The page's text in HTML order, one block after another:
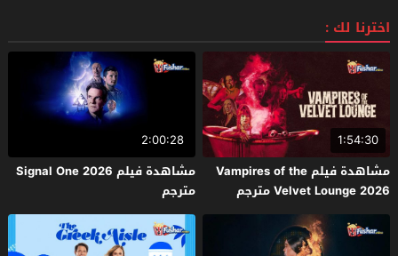
اخترنا لك :
1:54:30
مشاهدة فيلم Vampires of the
Velvet Lounge 2026 مترجم
2:00:28
مشاهدة فيلم Signal One 2026
مترجم